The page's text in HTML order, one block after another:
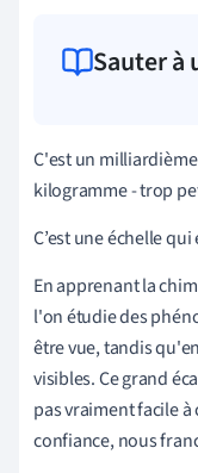
Sauter à
C'est un
kilogramme - trop
C’est une échelle
En apprenant la
l'on étudie des
être vue, tandis
visibles. Ce grand
pas vraiment facile
confiance, nous